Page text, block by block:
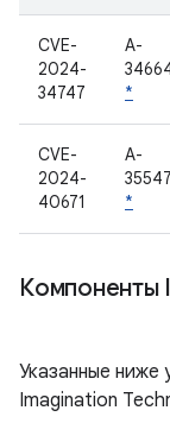
CVE-
2024-
34747
A-
*
CVE-
2024-
40671
A-
*
Компоненты
Указанные ниже
Imagination